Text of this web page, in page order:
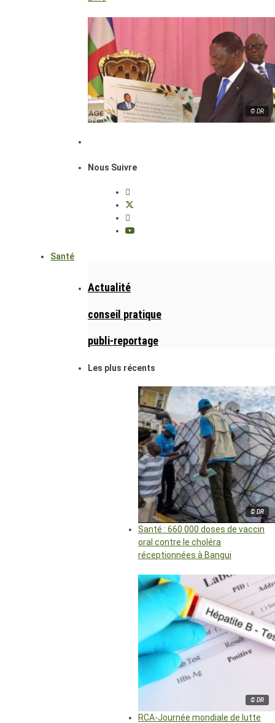
© DR
Nous Suivre
Santé
Actualité
conseil pratique
publi-reportage
Les plus récents
© DR
Santé : 660 000 doses de vaccin
oral contre le choléra
réceptionnées à Bangui
© DR
RCA-Journée mondiale de lutte